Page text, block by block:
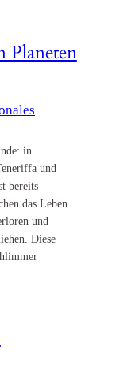
Planeten
in
und
bereits
das Leben
und
Diese